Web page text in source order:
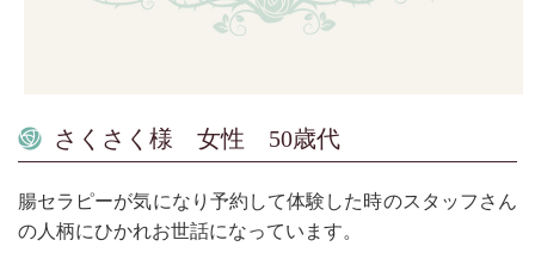
さくさく様 女性 50歳代
腸セラピーが気になり予約して体験した時のスタッフさん
の人柄にひかれお世話になっています。